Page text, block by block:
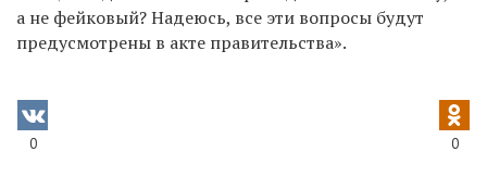
а не фейковый? Надеюсь, все эти вопросы будут
предусмотрены в акте правительства».
0 0